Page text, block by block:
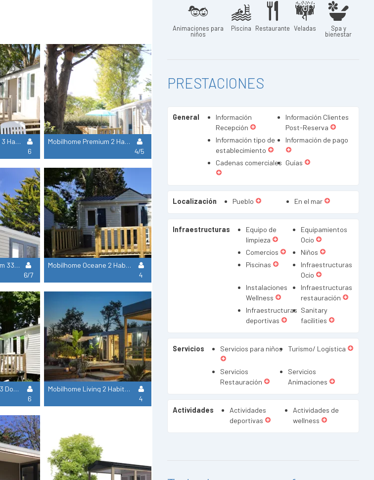
Mobilhome Xl Glenan 3 Habitaciones 33,20M²
6
Mobilhome Premium 2 Habitaciones 31.20M²
4/5
Mobilhome Xl Premium 33 M² - 3 Dormitorios + Lavavajillas
6/7
Mobilhome Oceane 2 Habitaciones 27M²
4
Mobilhome Xl Ocean 3 Dormitorios
6
Mobilhome Living 2 Habitaciones
4
Animaciones para
niños
Piscina Restaurante Veladas Spa y
bienestar
PRESTACIONES
General
Información
Recepción
Información Clientes
Post-Reserva
Información tipo de
establecimiento
Información de pago
Cadenas comerciales Guías
Localización Pueblo En el mar
Infraestructuras
Equipo de
limpieza
Equipamientos
Ocio
Comercios
Niños
Piscinas
Infraestructuras
Ocio
Instalaciones
Wellness
Infraestructuras
restauración
Infraestructuras
deportivas
Sanitary
facilities
Servicios Servicios para niños Turismo/ Logística
Servicios
Restauración
Servicios
Animaciones
Actividades
Actividades
deportivas
Actividades de
wellness